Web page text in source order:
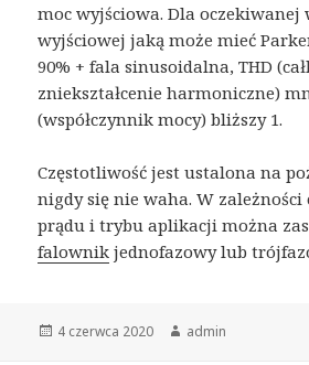
moc wyjściowa. Dla oczekiwanej
wyjściowej jaką może mieć
90% + fala sinusoidalna, THD
zniekształcenie harmoniczne)
(współczynnik mocy) bliższy 1.
Częstotliwość jest ustalona na
nigdy się nie waha. W zależności
prądu i trybu aplikacji można
falownik jednofazowy lub
Opublikowano
4 czerwca 2020 Autor
admin